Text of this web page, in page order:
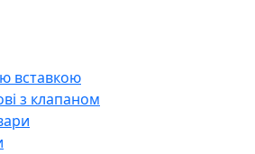
вставкою
з клапаном